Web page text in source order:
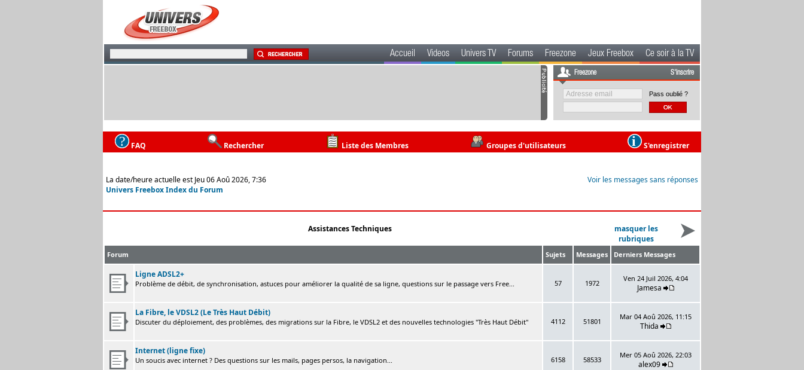
Accueil Videos Univers TV Forums Freezone Jeux Freebox Ce soir à la TV
Freezone S'inscrire
Pass oublié ?
FAQ Rechercher Liste des Membres Groupes d'utilisateurs S'enregistrer
La date/heure actuelle est Jeu 06 Aoû 2026, 7:36
Univers Freebox Index du Forum
Voir les messages sans réponses
Assistances Techniques
masquer les
rubriques
Forum Sujets Messages Derniers Messages
Ligne ADSL2+
Problème de débit, de synchronisation, astuces pour améliorer la qualité de sa ligne, questions sur le passage vers Free... 57 1972
Ven 24 Juil 2026, 4:04
Jamesa
La Fibre, le VDSL2 (Le Très Haut Débit)
Discuter du déploiement, des problèmes, des migrations sur la Fibre, le VDSL2 et des nouvelles technologies "Très Haut Débit" 4112 51801
Mar 04 Aoû 2026, 11:15
Thida
Internet (ligne fixe)
Un soucis avec internet ? Des questions sur les mails, pages persos, la navigation... 6158 58533
Mer 05 Aoû 2026, 22:03
alex09